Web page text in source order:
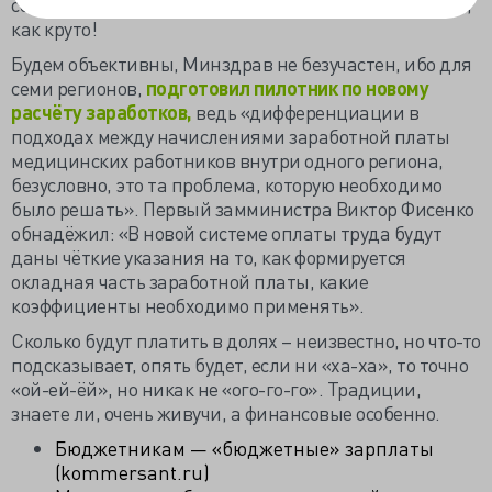
как круто!
Будем объективны, Минздрав не безучастен, ибо для
семи регионов, подготовил пилотник по новому
расчёту заработков, ведь «дифференциации в
подходах между начислениями заработной платы
медицинских работников внутри одного региона,
безусловно, это та проблема, которую необходимо
было решать». Первый замминистра Виктор Фисенко
обнадёжил: «В новой системе оплаты труда будут
даны чёткие указания на то, как формируется
окладная часть заработной платы, какие
коэффициенты необходимо применять».
Сколько будут платить в долях – неизвестно, но что-то
подсказывает, опять будет, если ни «ха-ха», то точно
«ой-ей-ёй», но никак не «ого-го-го». Традиции,
знаете ли, очень живучи, а финансовые особенно.
Бюджетникам — «бюджетные» зарплаты
(kommersant.ru)